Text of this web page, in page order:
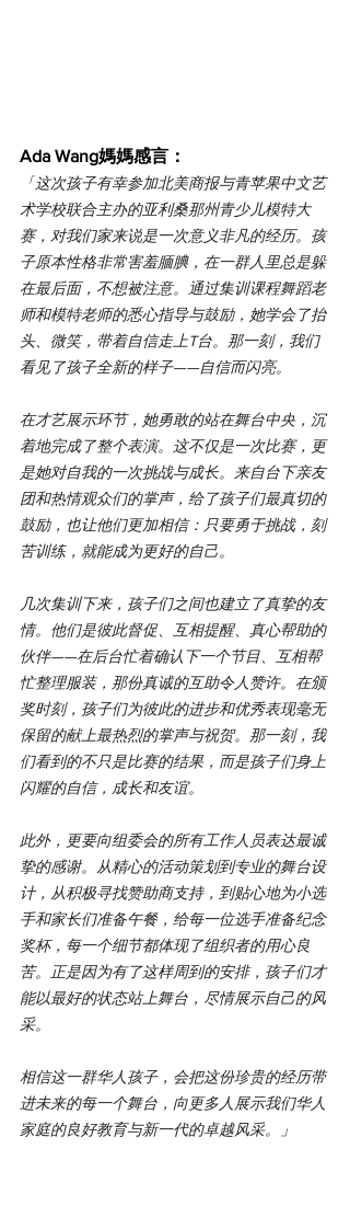
Ada Wang媽媽感言：
「这次孩子有幸参加北美商报与青苹果中文艺
术学校联合主办的亚利桑那州青少儿模特大
赛，对我们家来说是一次意义非凡的经历。孩
子原本性格非常害羞腼腆，在一群人里总是躲
在最后面，不想被注意。通过集训课程舞蹈老
师和模特老师的悉心指导与鼓励，她学会了抬
头、微笑，带着自信走上T台。那一刻，我们
看见了孩子全新的样子——自信而闪亮。
在才艺展示环节，她勇敢的站在舞台中央，沉
着地完成了整个表演。这不仅是一次比赛，更
是她对自我的一次挑战与成长。来自台下亲友
团和热情观众们的掌声，给了孩子们最真切的
鼓励，也让他们更加相信：只要勇于挑战，刻
苦训练，就能成为更好的自己。
几次集训下来，孩子们之间也建立了真挚的友
情。他们是彼此督促、互相提醒、真心帮助的
伙伴——在后台忙着确认下一个节目、互相帮
忙整理服装，那份真诚的互助令人赞许。在颁
奖时刻，孩子们为彼此的进步和优秀表现毫无
保留的献上最热烈的掌声与祝贺。那一刻，我
们看到的不只是比赛的结果，而是孩子们身上
闪耀的自信，成长和友谊。
此外，更要向组委会的所有工作人员表达最诚
挚的感谢。从精心的活动策划到专业的舞台设
计，从积极寻找赞助商支持，到贴心地为小选
手和家长们准备午餐，给每一位选手准备纪念
奖杯，每一个细节都体现了组织者的用心良
苦。正是因为有了这样周到的安排，孩子们才
能以最好的状态站上舞台，尽情展示自己的风
采。
相信这一群华人孩子，会把这份珍贵的经历带
进未来的每一个舞台，向更多人展示我们华人
家庭的良好教育与新一代的卓越风采。
」